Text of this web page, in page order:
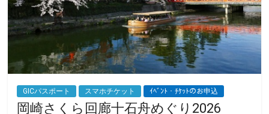
GICパスポート スマホチケット ｲﾍﾞﾝﾄ・ﾁｹｯﾄのお申込
岡崎さくら回廊十石舟めぐり2026